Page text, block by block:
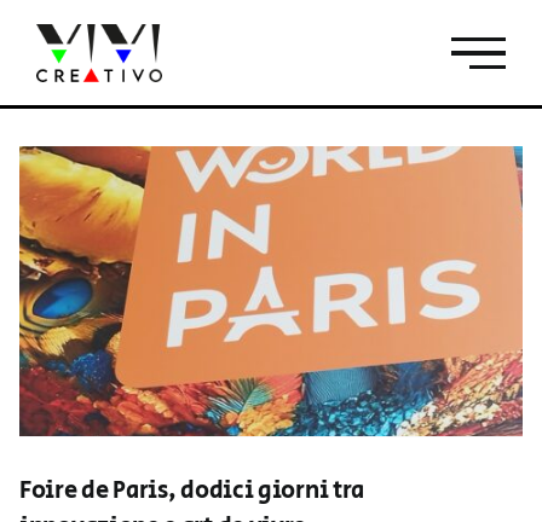
contenuto
Foire de Paris, dodici giorni tra